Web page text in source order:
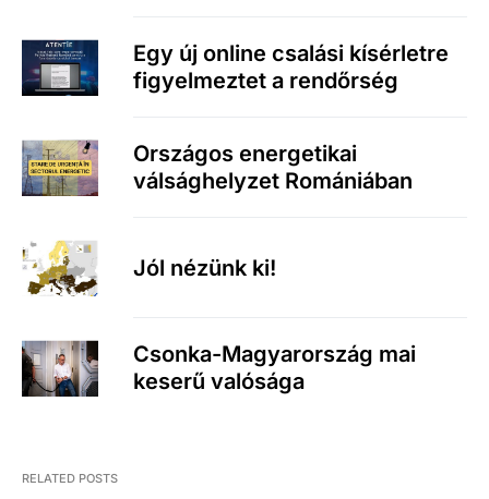
Egy új online csalási kísérletre
figyelmeztet a rendőrség
Országos energetikai
válsághelyzet Romániában
Jól nézünk ki!
Csonka-Magyarország mai
keserű valósága
RELATED POSTS